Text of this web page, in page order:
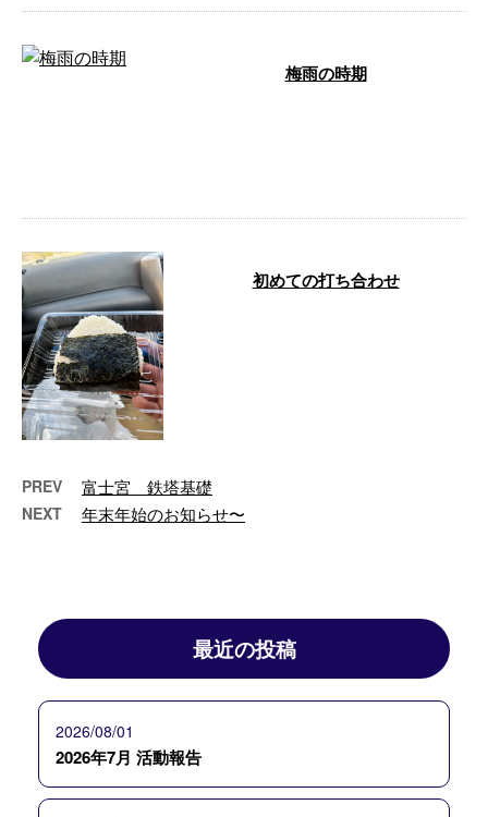
梅雨の時期
初めての打ち合わせ
PREV 富士宮 鉄塔基礎
NEXT 年末年始のお知らせ〜
最近の投稿
2026/08/01
2026年7月 活動報告